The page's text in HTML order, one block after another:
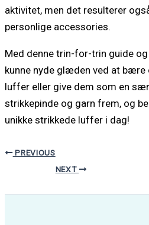
aktivitet, men det resulterer
personlige accessories.
Med denne trin-for-trin guide
kunne nyde glæden ved at bære
luffer eller give dem som en
strikkepinde og garn frem, og
unikke strikkede luffer i dag!
PREVIOUS
NEXT